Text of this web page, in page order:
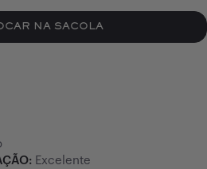
NA SACOLA
Excelente